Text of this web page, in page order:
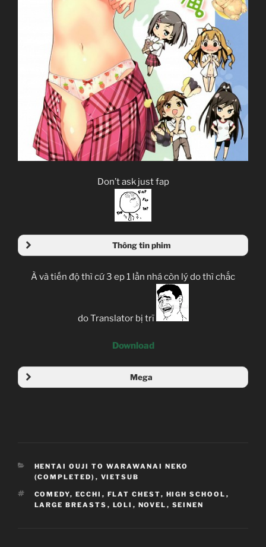
Don’t ask just fap
Thông tin phim
À và tiến độ thì cứ 3 ep 1 lần nhá còn lý do thì chắc
do Translator bị trĩ
Download
Mega
CATEGORIES
HENTAI OUJI TO WARAWANAI NEKO
(COMPLETED) , VIETSUB
TAGS
COMEDY, ECCHI , FLAT CHEST, HIGH SCHOOL ,
LARGE BREASTS , LOLI , NOVEL , SEINEN